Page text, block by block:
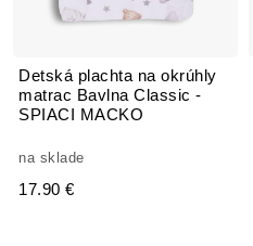
Detská plachta na okrúhly
matrac Bavlna Classic -
SPIACI MACKO
na sklade
17.90 €